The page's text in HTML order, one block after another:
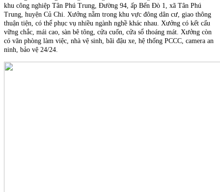
khu công nghiệp Tân Phú Trung, Đường 94, ấp Bến Đò 1, xã Tân Phú
Trung, huyện Củ Chi. Xưởng nằm trong khu vực đông dân cư, giao thông
thuận tiện, có thể phục vụ nhiều ngành nghề khác nhau. Xưởng có kết cấu
vững chắc, mái cao, sàn bê tông, cửa cuốn, cửa sổ thoáng mát. Xưởng còn
có văn phòng làm việc, nhà vệ sinh, bãi đậu xe, hệ thống PCCC, camera an
ninh, bảo vệ 24/24.